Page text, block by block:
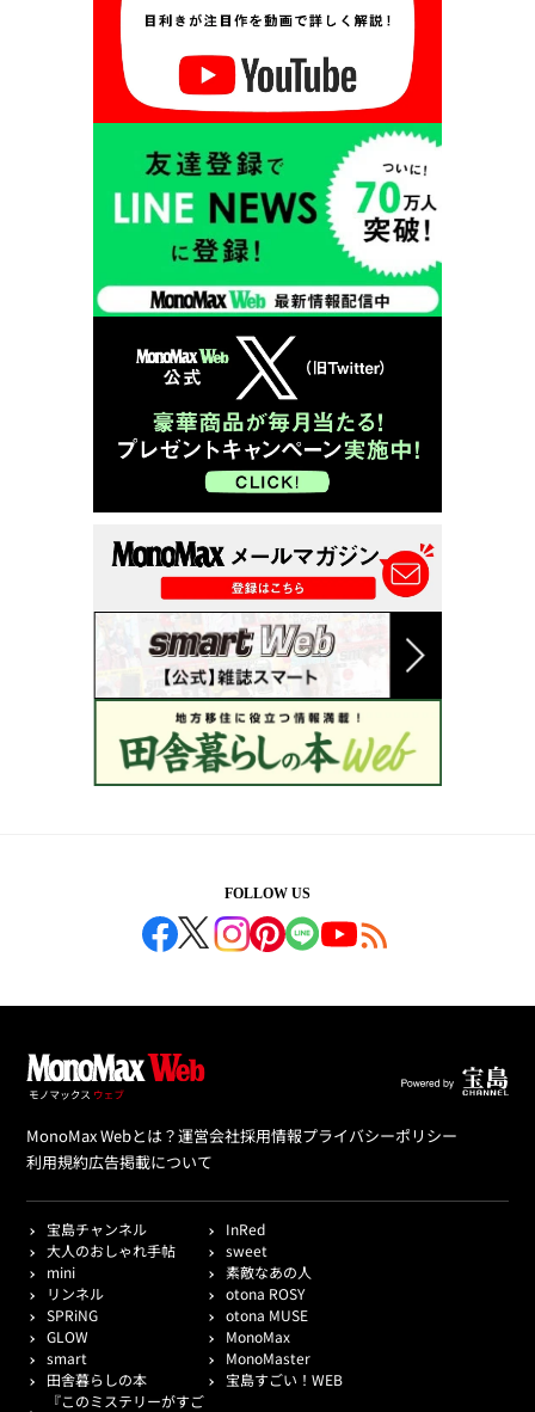
FOLLOW US
MonoMax Webとは？運営会社採用情報プライバシーポリシー
利用規約広告掲載について
宝島チャンネル
InRed
大人のおしゃれ手帖
sweet
mini
素敵なあの人
リンネル
otona ROSY
SPRiNG
otona MUSE
GLOW
MonoMax
smart
MonoMaster
田舎暮らしの本
宝島すごい！WEB
『このミステリーがすご